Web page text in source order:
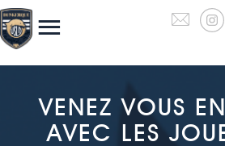
VENEZ VOUS
AVEC LES